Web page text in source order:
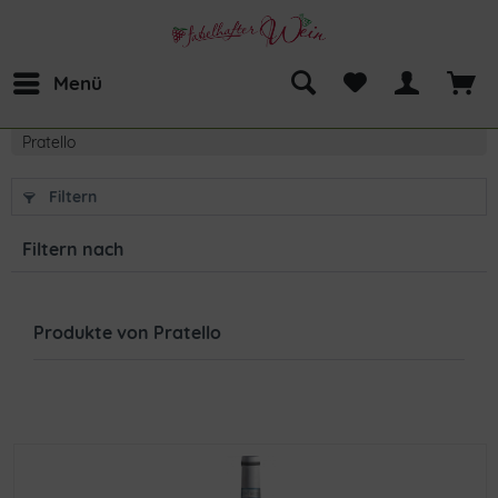
Menü
Pratello
Filtern
Filtern nach
Produkte von Pratello